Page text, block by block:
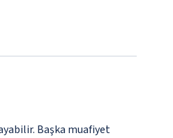
Başka muafiyet